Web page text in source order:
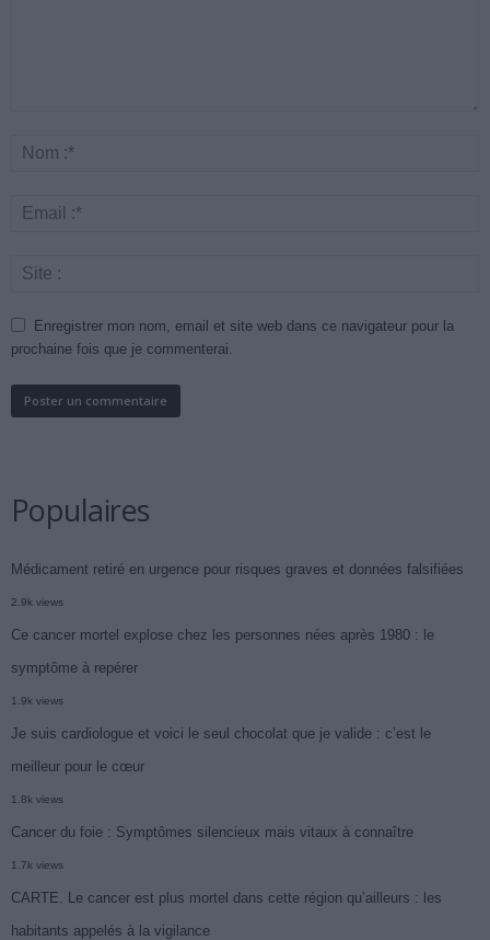
Enregistrer mon nom, email et site web dans ce navigateur pour la
prochaine fois que je commenterai.
Populaires
Médicament retiré en urgence pour risques graves et données falsifiées
2.9k views
Ce cancer mortel explose chez les personnes nées après 1980 : le
symptôme à repérer
1.9k views
Je suis cardiologue et voici le seul chocolat que je valide : c’est le
meilleur pour le cœur
1.8k views
Cancer du foie : Symptômes silencieux mais vitaux à connaître
1.7k views
CARTE. Le cancer est plus mortel dans cette région qu’ailleurs : les
habitants appelés à la vigilance